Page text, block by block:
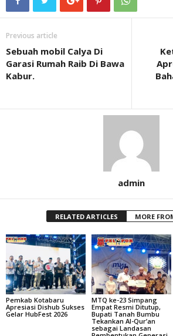
Previous article
Sebuah mobil Calya Di
Garasi Rumah Raib Di Bawa
Kabur.
admin
RELATED ARTICLES MORE
Pemkab Kotabaru
Apresiasi Dishub Sukses
Gelar HubFest 2026
MTQ ke-23 Simpang
Empat Resmi Ditutup,
Bupati Tanah Bumbu
Tekankan Al-Qur’an
sebagai Landasan